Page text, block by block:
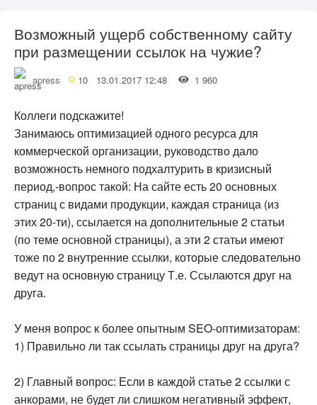
Возможный ущерб собственному сайту
при размещении ссылок на чужие?
apress 10 13.01.2017 12:48 1 960
Коллеги подскажите!
Занимаюсь оптимизацией одного ресурса для
коммерческой организации, руководство дало
возможность немного подхалтурить в кризисный
период,-вопрос такой: На сайте есть 20 основных
страниц с видами продукции, каждая страница (из
этих 20-ти), ссылается на дополнительные 2 статьи
(по теме основной страницы), а эти 2 статьи имеют
тоже по 2 внутренние ссылки, которые следовательно
ведут на основную страницу Т.е. Ссылаются друг на
друга.
У меня вопрос к более опытным SEO-оптимизаторам:
1) Правильно ли так ссылать страницы друг на друга?
2) Главный вопрос: Если в каждой статье 2 ссылки с
анкорами, не будет ли слишком негативный эффект,